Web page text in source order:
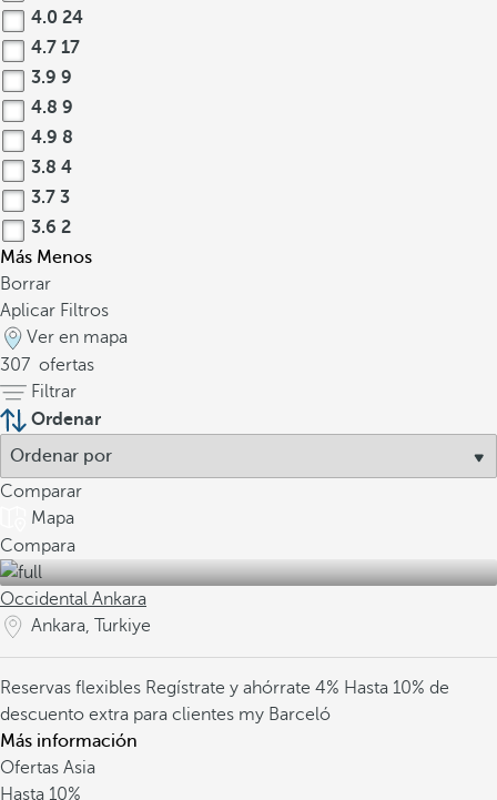
4.0 24
4.7 17
3.9 9
4.8 9
4.9 8
3.8 4
3.7 3
3.6 2
Más Menos
Borrar
Aplicar Filtros
Ver en mapa
307 ofertas
Filtrar
Ordenar
Comparar
Mapa
Compara
Occidental Ankara
Ankara, Turkiye
Reservas flexibles Regístrate y ahórrate 4% Hasta 10% de
descuento extra para clientes my Barceló
Más información
Ofertas Asia
Hasta 10%